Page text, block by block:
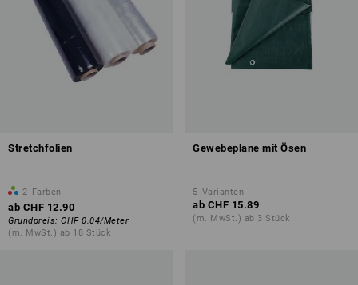
Stretchfolien
2 Farben
ab CHF 12.90
Grundpreis: CHF 0.04/Meter
(m. MwSt.) ab 18 Stück
Gewebeplane mit Ösen
5 Varianten
ab CHF 15.89
(m. MwSt.) ab 3 Stück